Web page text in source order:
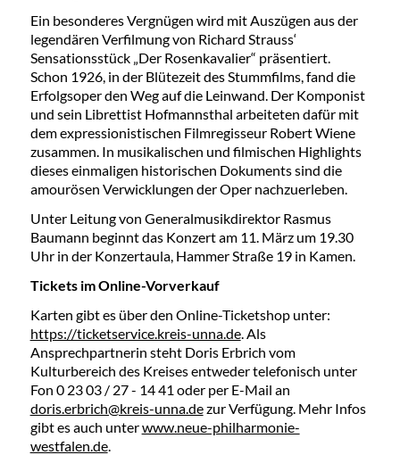
Ein besonderes Vergnügen wird mit Auszügen aus der
legendären Verfilmung von Richard Strauss‘
Sensationsstück „Der Rosenkavalier“ präsentiert.
Schon 1926, in der Blütezeit des Stummfilms, fand die
Erfolgsoper den Weg auf die Leinwand. Der Komponist
und sein Librettist Hofmannsthal arbeiteten dafür mit
dem expressionistischen Filmregisseur Robert Wiene
zusammen. In musikalischen und filmischen Highlights
dieses einmaligen historischen Dokuments sind die
amourösen Verwicklungen der Oper nachzuerleben.
Unter Leitung von Generalmusikdirektor Rasmus
Baumann beginnt das Konzert am 11. März um 19.30
Uhr in der Konzertaula, Hammer Straße 19 in Kamen.
Tickets im Online-Vorverkauf
Karten gibt es über den Online-Ticketshop unter:
https://ticketservice.kreis-unna.de. Als
Ansprechpartnerin steht Doris Erbrich vom
Kulturbereich des Kreises entweder telefonisch unter
Fon 0 23 03 / 27 - 14 41 oder per E-Mail an
doris.erbrich@kreis-unna.dezur Verfügung. Mehr Infos
gibt es auch unterwww.neue-philharmonie-
westfalen.de.